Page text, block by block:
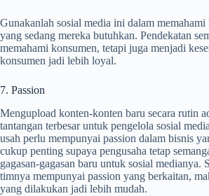
Gunakanlah sosial media ini dalam memahami
yang sedang mereka butuhkan. Pendekatan
memahami konsumen, tetapi juga menjadi
konsumen jadi lebih loyal.
7. Passion
Mengupload konten-konten baru secara rutin
tantangan terbesar untuk pengelola sosial
usah perlu mempunyai passion dalam bisnis
cukup penting supaya pengusaha tetap
gagasan-gagasan baru untuk sosial medianya.
timnya mempunyai passion yang berkaitan,
yang dilakukan jadi lebih mudah.